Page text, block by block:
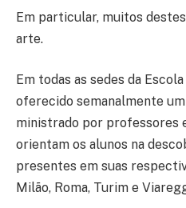
Em particular, muitos
arte.
Em todas as sedes da
oferecido semanalmente
ministrado por professores
orientam os alunos na
presentes em suas
Milão, Roma, Turim e